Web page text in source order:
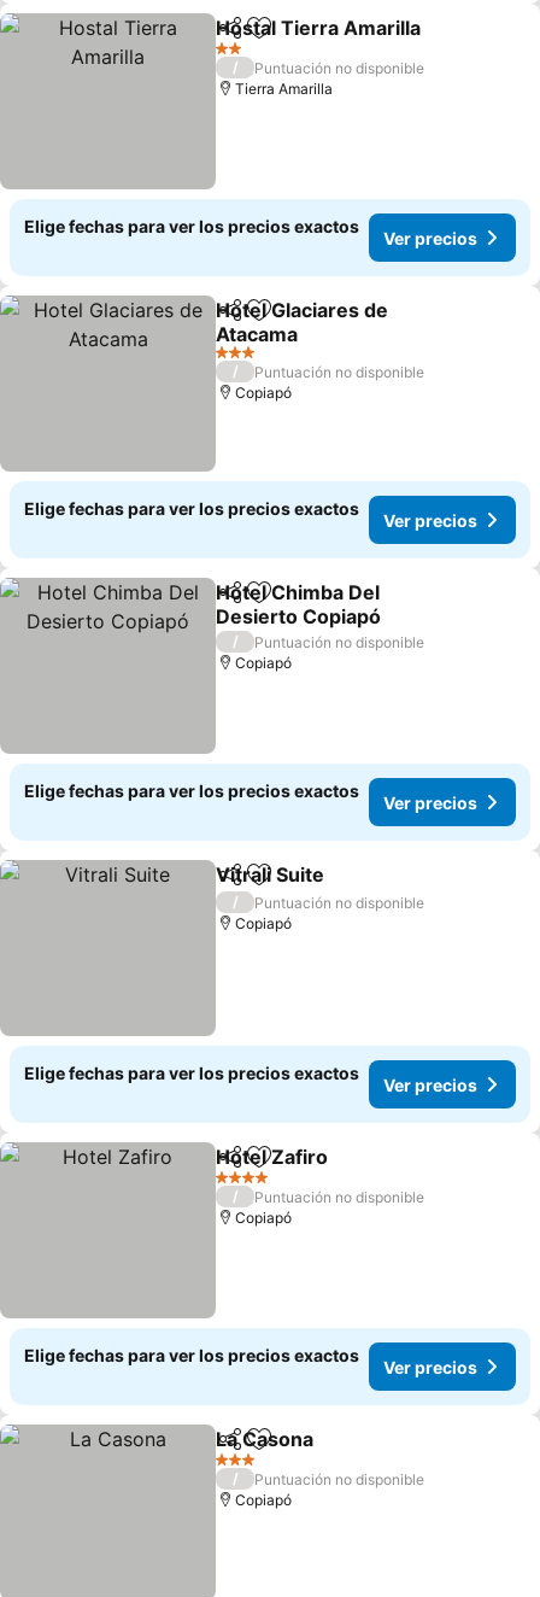
CompartirAgregar a favoritos
Hostal Tierra Amarilla
2 Estrellas
/
Puntuación no disponible
Tierra Amarilla
Elige fechas para ver los precios exactos
Ver precios
CompartirAgregar a favoritos
Hotel Glaciares de
Atacama
3 Estrellas
/
Puntuación no disponible
Copiapó
Elige fechas para ver los precios exactos
Ver precios
CompartirAgregar a favoritos
Hotel Chimba Del
Desierto Copiapó
/
Puntuación no disponible
Copiapó
Elige fechas para ver los precios exactos
Ver precios
CompartirAgregar a favoritos
Vitrali Suite
/
Puntuación no disponible
Copiapó
Elige fechas para ver los precios exactos
Ver precios
CompartirAgregar a favoritos
Hotel Zafiro
4 Estrellas
/
Puntuación no disponible
Copiapó
Elige fechas para ver los precios exactos
Ver precios
CompartirAgregar a favoritos
La Casona
3 Estrellas
/
Puntuación no disponible
Copiapó